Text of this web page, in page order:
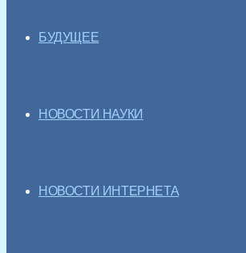
БУДУЩЕЕ
НОВОСТИ НАУКИ
НОВОСТИ ИНТЕРНЕТА